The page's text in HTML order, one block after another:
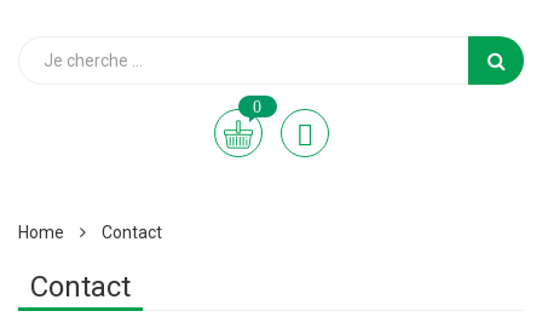
0
Home Contact
Contact